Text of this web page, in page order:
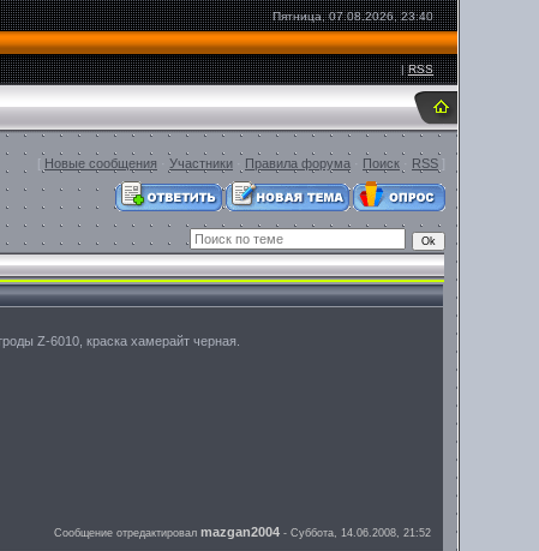
Пятница, 07.08.2026, 23:40
|RSS
[ Новые сообщения Участники Правила форума Поиск RSS ]
Z-6010, краска хамерайт черная.
Сообщение отредактировал mazgan2004 - Суббота, 14.06.2008, 21:52